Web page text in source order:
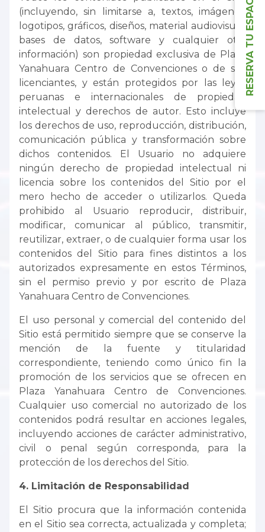
RESERVA TU ESPACIO
(incluyendo, sin limitarse a, textos, imágenes,
logotipos, gráficos, diseños, material audiovisual,
bases de datos, software y cualquier otra
información) son propiedad exclusiva de Plaza
Yanahuara Centro de Convenciones o de sus
licenciantes, y están protegidos por las leyes
peruanas e internacionales de propiedad
intelectual y derechos de autor. Esto incluye
los derechos de uso, reproducción, distribución,
comunicación pública y transformación sobre
dichos contenidos. El Usuario no adquiere
ningún derecho de propiedad intelectual ni
licencia sobre los contenidos del Sitio por el
mero hecho de acceder o utilizarlos. Queda
prohibido al Usuario reproducir, distribuir,
modificar, comunicar al público, transmitir,
reutilizar, extraer, o de cualquier forma usar los
contenidos del Sitio para fines distintos a los
autorizados expresamente en estos Términos,
sin el permiso previo y por escrito de Plaza
Yanahuara Centro de Convenciones.
El uso personal y comercial del contenido del
Sitio está permitido siempre que se conserve la
mención de la fuente y titularidad
correspondiente, teniendo como único fin la
promoción de los servicios que se ofrecen en
Plaza Yanahuara Centro de Convenciones.
Cualquier uso comercial no autorizado de los
contenidos podrá resultar en acciones legales,
incluyendo acciones de carácter administrativo,
civil o penal según corresponda, para la
protección de los derechos del Sitio.
4. Limitación de Responsabilidad
El Sitio procura que la información contenida
en el Sitio sea correcta, actualizada y completa;